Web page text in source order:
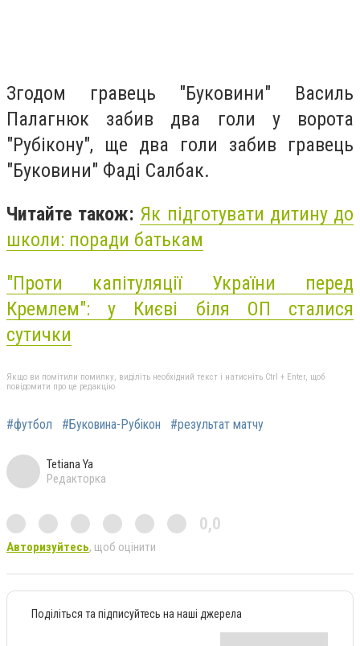
Згодом гравець "Буковини" Василь
Палагнюк забив два голи у ворота
"Рубікону", ще два голи забив гравець
"Буковини" Фаді Салбак.
Читайте також: Як підготувати дитину до
школи: поради батькам
"Проти капітуляції України перед
Кремлем": у Києві біля ОП сталися
сутички
Якщо ви помітили помилку, виділіть необхідний текст і натисніть Ctrl + Enter, щоб
повідомити про це редакцію
#футбол #Буковина-Рубікон #результат матчу
Tetiana Ya
Редакторка
0,0
Авторизуйтесь, щоб оцінити
Поділіться та підписуйтесь на наші джерела